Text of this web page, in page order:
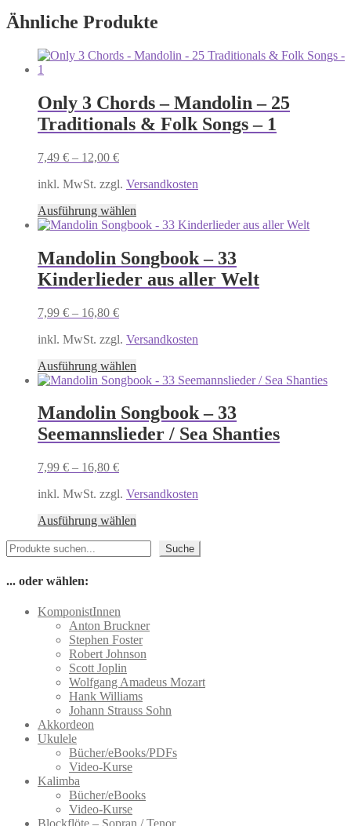
weist
mehrere
auf.
können
auf
der
Ähnliche Produkte
Only 3 Chords – Mandolin – 25
Traditionals & Folk Songs – 1
7,49 € – 12,00 €
inkl. MwSt. zzgl. Versandkosten
Ausführung wählen
Produkt
mehrere
Varianten
auf.
auf
gewählt
Mandolin Songbook – 33
Kinderlieder aus aller Welt
7,99 € – 16,80 €
inkl. MwSt. zzgl. Versandkosten
Ausführung wählen
Produkt
mehrere
Varianten
auf.
auf
werden
Mandolin Songbook – 33
Seemannslieder / Sea Shanties
7,99 € – 16,80 €
inkl. MwSt. zzgl. Versandkosten
Ausführung wählen
können
auf
der
Produktseite
gewählt
werden
Suchen Suche
... oder wählen:
KomponistInnen
Anton Bruckner
Stephen Foster
Robert Johnson
Scott Joplin
Wolfgang Amadeus Mozart
Hank Williams
Johann Strauss Sohn
Akkordeon
Ukulele
Bücher/eBooks/PDFs
Video-Kurse
Kalimba
Bücher/eBooks
Video-Kurse
Blockflöte – Sopran / Tenor